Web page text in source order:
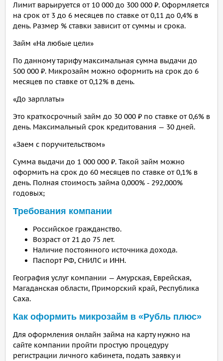
Лимит варьируется от 10 000 до 300 000 ₽. Оформляется
на срок от 3 до 6 месяцев по ставке от 0,11 до 0,4% в
день. Размер % ставки зависит от суммы и срока.
Займ «На любые цели»
По данному тарифу максимальная сумма выдачи до
500 000 ₽. Микрозайм можно оформить на срок до 6
месяцев по ставке от 0,12% в день.
«До зарплаты»
Это краткосрочный займ до 30 000 ₽ по ставке от 0,6% в
день. Максимальный срок кредитования — 30 дней.
«Заем с поручительством»
Сумма выдачи до 1 000 000 ₽. Такой займ можно
оформить на срок до 60 месяцев по ставке от 0,1% в
день. Полная стоимость займа 0,000% - 292,000%
годовых;
Требования компании
Российское гражданство.
Возраст от 21 до 75 лет.
Наличие постоянного источника дохода.
Паспорт РФ, СНИЛС и ИНН.
География услуг компании — Амурская, Еврейская,
Магаданская области, Приморский край, Республика
Саха.
Как оформить микрозайм в «Рубль плюс»
Для оформления онлайн займа на карту нужно на
сайте компании пройти простую процедуру
регистрации личного кабинета, подать заявку и